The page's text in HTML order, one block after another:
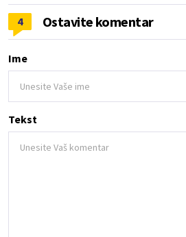
4 Ostavite komentar
Ime
Tekst